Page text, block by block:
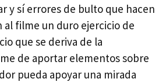
y sí errores de bulto que hacen
al filme un duro ejercicio de
que se deriva de la
de aportar elementos sobre
pueda apoyar una mirada